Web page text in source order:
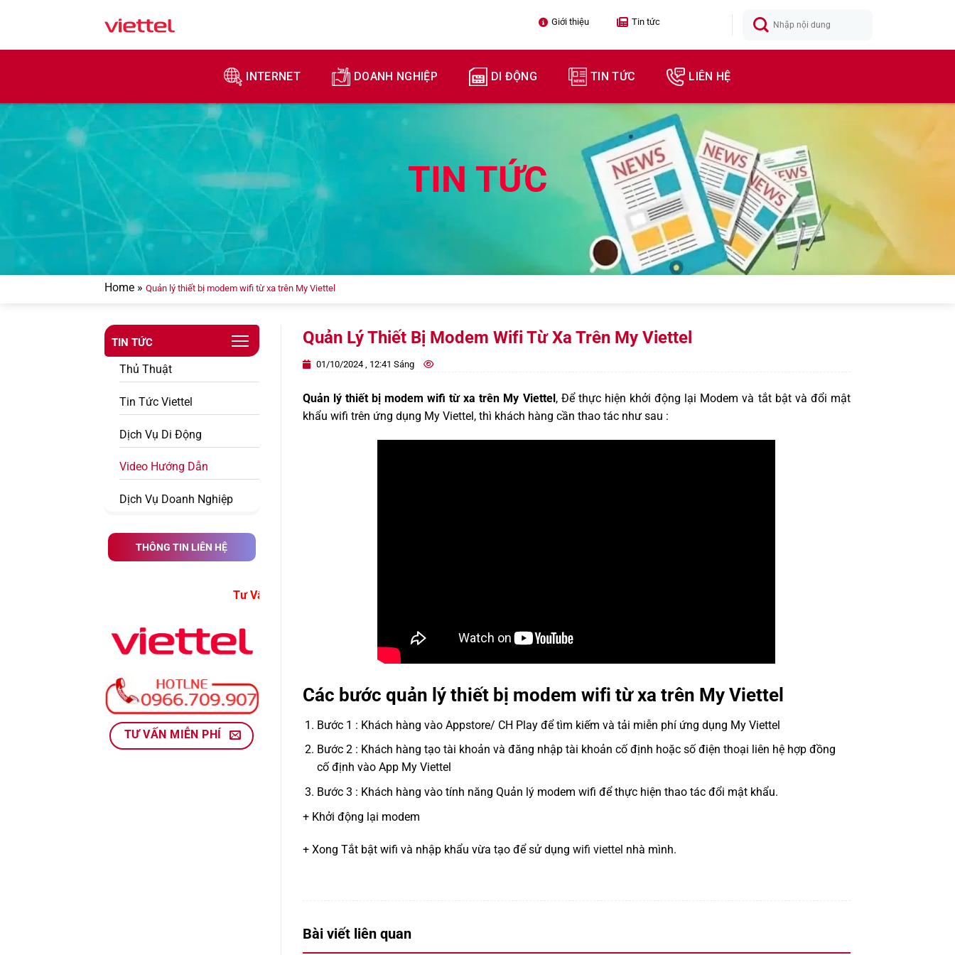
Giới thiệu  Tin tức
INTERNET DOANH NGHIỆP DI ĐỘNG TIN TỨC LIÊN HỆ
TIN TỨC
Home » Quản lý thiết bị modem wifi từ xa trên My Viettel
TIN TỨC
Thủ Thuật
Tin Tức Viettel
Dịch Vụ Di Động
Video Hướng Dẫn
Dịch Vụ Doanh Nghiệp
THÔNG TIN LIÊN HỆ
TƯ VẤN MIỄN PHÍ
Quản Lý Thiết Bị Modem Wifi Từ Xa Trên My Viettel
01/10/2024 , 12:41 Sáng
Quản lý thiết bị modem wifi từ xa trên My Viettel , Để thực hiện khởi động lại Modem và tắt bật và đổi mật
khẩu wifi trên ứng dụng My Viettel, thì khách hàng cần thao tác như sau :
Các bước quản lý thiết bị modem wifi từ xa trên My Viettel
Bước 1 : Khách hàng vào Appstore/ CH Play để tìm kiếm và tải miễn phí ứng dụng My Viettel
Bước 2 : Khách hàng tạo tài khoản và đăng nhập tài khoản cố định hoặc số điện thoại liên hệ hợp đồng
cố định vào App My Viettel
Bước 3 : Khách hàng vào tính năng Quản lý modem wifi để thực hiện thao tác đổi mật khẩu.
+ Khởi động lại modem
+ Xong Tắt bật wifi và nhập khẩu vừa tạo để sử dụng wifi viettel nhà mình.
Bài viết liên quan